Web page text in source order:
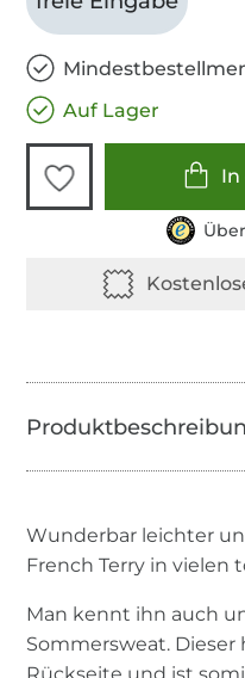
Auf Lager
In
Wunderbar leichter
French Terry in vielen
Man kennt ihn auch
Sommersweat.